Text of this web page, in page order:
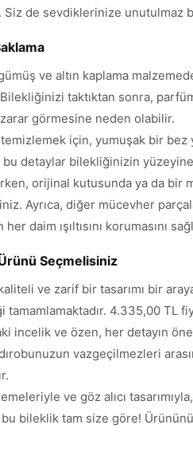
Siz de sevdiklerinize unutulmaz
ve altın kaplama
taktıktan sonra,
zarar görmesine neden olabilir.
için, yumuşak bir bez
bu detaylar bilekliğinizin
orijinal kutusunda ya da bir
Ayrıca, diğer mücevher
daim ışıltısını korumasını
Seçmelisiniz
ve zarif bir tasarımı bir
tamamlamaktadır. 4.335,00 TL
incelik ve özen, her detayın
vazgeçilmezleri
ve göz alıcı
bu bileklik tam size göre!